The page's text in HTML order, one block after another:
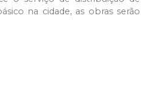
na cidade, as obras serão